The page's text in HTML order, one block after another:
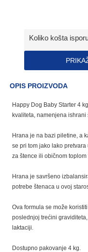
Koliko košta
OPIS PROIZVODA
Happy Dog Baby Starter 4
kvaliteta, namenjena ishrani
Hrana je na bazi piletine, a
se pri tom jako lako
za štence ili običnom toplom
Hrana je savršeno
potrebe štenaca u ovoj
Ova formula se može
poslednjoj trećini
laktaciji.
Dostupno pakovanje 4 kg.